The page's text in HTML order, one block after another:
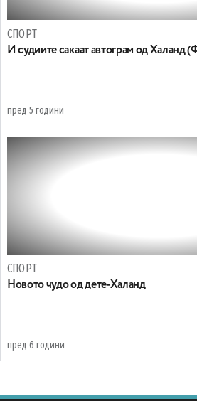
СПОРТ
И судиите сакаат автограм од Халанд
пред 5 години
СПОРТ
Новото чудо од дете-Халанд
пред 6 години